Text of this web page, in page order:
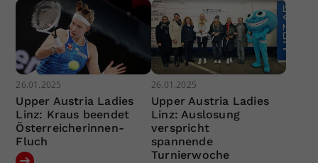
26.01.2025
Upper Austria Ladies
Linz: Kraus beendet
Österreicherinnen-
Fluch
26.01.2025
Upper Austria Ladies
Linz: Auslosung
verspricht
spannende
Turnierwoche